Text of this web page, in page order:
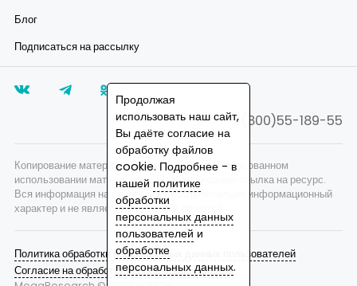
Блог
Подписаться на рассылку
8(800)55-189-55
Политика обработки персональных данных пользователей
Согласие на обработку персональных данных
Копирование материалов запрещено, при согласованном
использовании материалов сайта необходима ссылка на ресурс.
Вся информация на сайте носит исключительно информационный
характер и не является публичной офертой.
Продолжая
использовать наш сайт,
Вы даёте согласие на
обработку файлов
cookie. Подробнее - в
нашей политике
обработки
персональных данных
пользователей и
обработке
персональных данных.